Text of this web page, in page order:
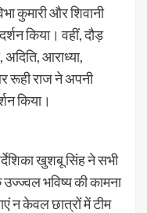
कुमारी और शिवानी
किया। वहीं, दौड़
अदिति, आराध्या,
रूही राज ने अपनी
किया।
खुशबू सिंह ने सभी
भविष्य की कामना
न केवल छात्रों में टीम